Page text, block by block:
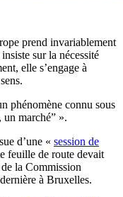
prend invariablement
sur la nécessité
elle s’engage à
phénomène connu sous
marché” ».
d’une « session de
feuille de route devait
la Commission
à Bruxelles.